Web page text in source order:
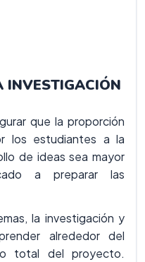
INVESTIGACIÓN
que la proporción
los estudiantes a la
de ideas sea mayor
a preparar las
la investigación y
alrededor del
total del proyecto.